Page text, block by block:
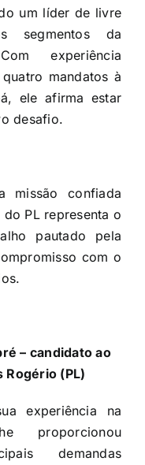
um líder de livre
segmentos da
experiência
mandatos à
ele afirma estar
desafio.
missão confiada
PL representa o
pautado pela
com o
– candidato ao
Rogério (PL)
experiência na
proporcionou
demandas